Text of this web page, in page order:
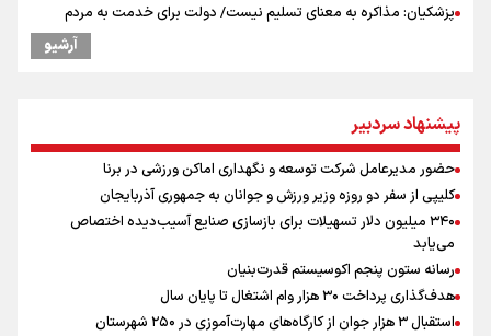
پزشکیان: مذاکره به معنای تسلیم نیست/ دولت برای خدمت به مردم
خواهد ایستاد/ هیچ اختلافی میان دولت و نیروهای مسلح وجود ندارد
پیش بینی نرخ ارز، طلا و سکه شنبه ۱۷مرداد/ طلا و دلار در آستانه یک تغییر
افزایش شمار شهدای لبنان به چهار هزار و ۳۳۵ شهید
دبیرکل گردان‌های سیدالشهدا عراق: پاسخ به تجاوزهای عربستان همچنان
در دستور کار است
یوسفی: جای بخیه سرم یادگار یک سانحه است، نه دعوا!/ انتظار داشتیم تیم
ملی از گروهش صعود کند + فیلم
کالبدشکافی استقلال پیش از لیگ بیست‌و‌ششم/ آبی‌پوشان با چه وضعیتی
وارد لیگ می‌شوند؟
آرشیو
پیشنهاد سردبیر
حضور مدیرعامل شرکت توسعه و نگهداری اماکن ورزشی در برنا
کلیپی از سفر دو روزه وزیر ورزش و جوانان به جمهوری آذربایجان
۳۴۰ میلیون دلار تسهیلات برای بازسازی صنایع آسیب‌دیده اختصاص
می‌یابد
رسانه ستون پنجم اکوسیستم قدرت‌بنیان
هدف‌گذاری پرداخت ۳۰ هزار وام اشتغال تا پایان سال
استقبال ۳ هزار جوان از کارگاه‌های مهارت‌آموزی در ۲۵۰ شهرستان